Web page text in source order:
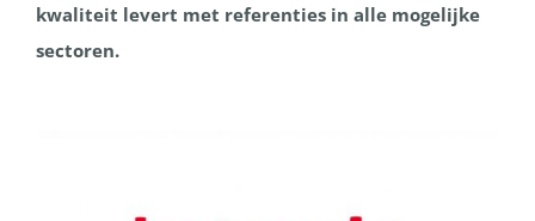
kwaliteit levert met referenties in alle mogelijke
sectoren.